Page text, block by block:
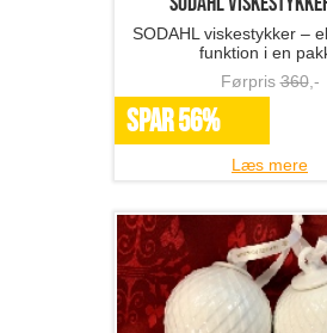
SODAHL viskestykker –
funktion i en
Førpris360,-
SPAR 56%
Læs mere